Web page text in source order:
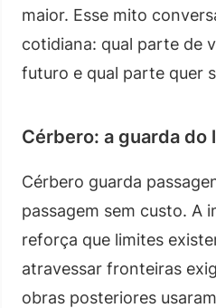
maior. Esse mito
cotidiana: qual parte de
futuro e qual parte quer
Cérbero: a guarda do
Cérbero guarda
passagem sem custo. A
reforça que limites
atravessar fronteiras
obras posteriores